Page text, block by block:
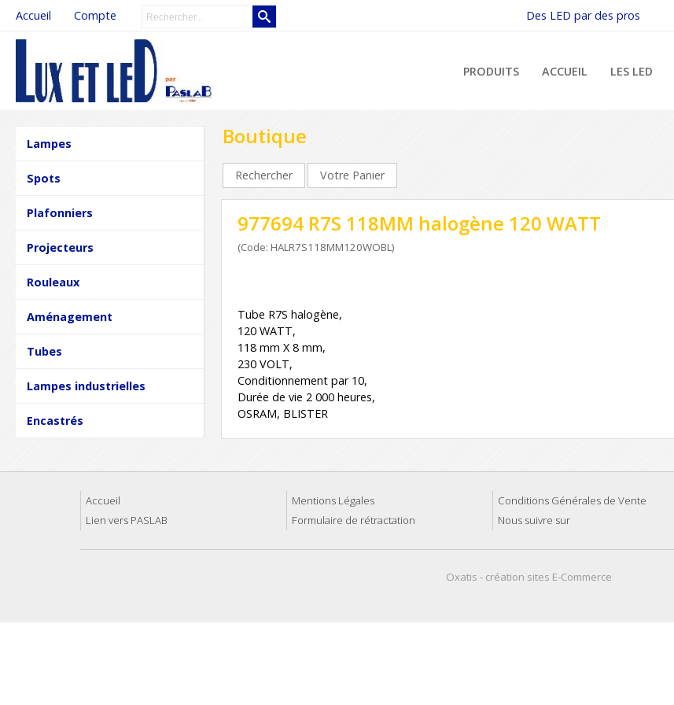
Accueil Compte Des LED par des pros
PRODUITS ACCUEIL LES LED
Lampes
Spots
Plafonniers
Projecteurs
Rouleaux
Aménagement
Tubes
Lampes industrielles
Encastrés
Boutique
Rechercher Votre Panier
977694 R7S 118MM halogène 120 WATT
(Code: HALR7S118MM120WOBL)
Tube R7S halogène,
120 WATT,
118 mm X 8 mm,
230 VOLT,
Conditionnement par 10,
Durée de vie 2 000 heures,
OSRAM, BLISTER
Accueil Mentions Légales Conditions Générales de Vente
Lien vers PASLAB
Formulaire de rétractation Nous suivre sur
Oxatis - création sites E-Commerce